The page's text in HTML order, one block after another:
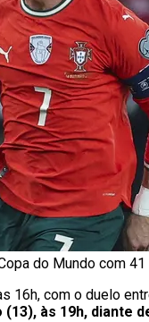
do Mundo com
16h, com o duelo
às 19h, diante